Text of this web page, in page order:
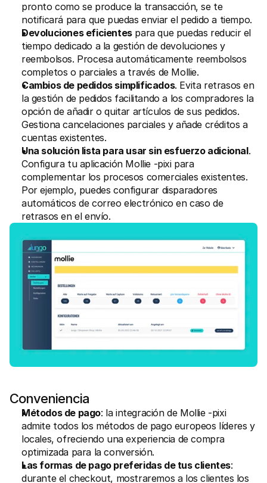
pronto como se produce la transacción, se te
notificará para que puedas enviar el pedido a tiempo.
Devoluciones eficientes para que puedas reducir el
tiempo dedicado a la gestión de devoluciones y
reembolsos. Procesa automáticamente reembolsos
completos o parciales a través de Mollie.
Cambios de pedidos simplificados. Evita retrasos en
la gestión de pedidos facilitando a los compradores la
opción de añadir o quitar artículos de sus pedidos.
Gestiona cancelaciones parciales y añade créditos a
cuentas existentes.
Una solución lista para usar sin esfuerzo adicional.
Configura tu aplicación Mollie -pixi para
complementar los procesos comerciales existentes.
Por ejemplo, puedes configurar disparadores
automáticos de correo electrónico en caso de
retrasos en el envío.
Conveniencia
Métodos de pago: la integración de Mollie -pixi
admite todos los métodos de pago europeos líderes y
locales, ofreciendo una experiencia de compra
optimizada para la conversión.
Las formas de pago preferidas de tus clientes:
durante el checkout, mostraremos a los clientes los